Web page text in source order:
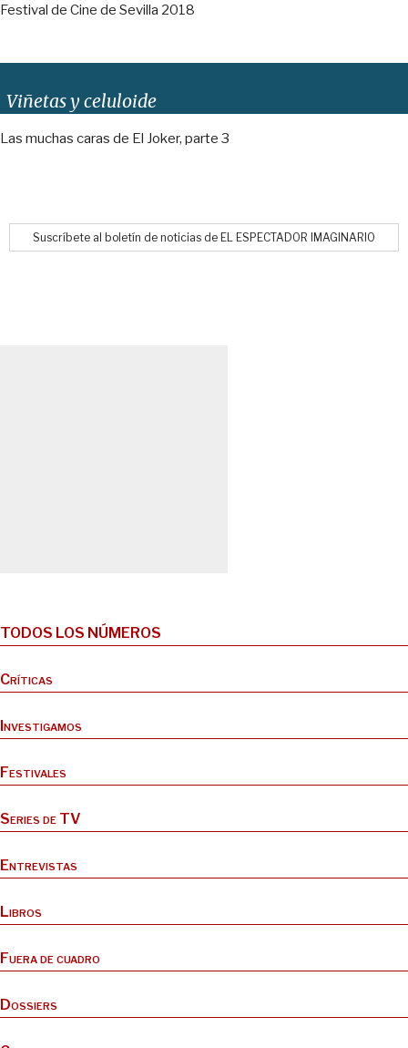
Festival de Cine de Sevilla 2018
Viñetas y celuloide
Las muchas caras de El Joker, parte 3
Suscríbete al boletín de noticias de EL ESPECTADOR IMAGINARIO
TODOS LOS NÚMEROS
Críticas
Investigamos
Festivales
Series de TV
Entrevistas
Libros
Fuera de cuadro
Dossiers